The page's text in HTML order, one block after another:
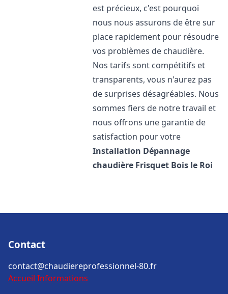
est précieux, c'est pourquoi
nous nous assurons de être sur
place rapidement pour résoudre
vos problèmes de chaudière.
Nos tarifs sont compétitifs et
transparents, vous n'aurez pas
de surprises désagréables. Nous
sommes fiers de notre travail et
nous offrons une garantie de
satisfaction pour votre
Installation Dépannage
chaudière Frisquet Bois le Roi
Contact
contact@chaudiereprofessionnel-80.fr
Accueil Informations